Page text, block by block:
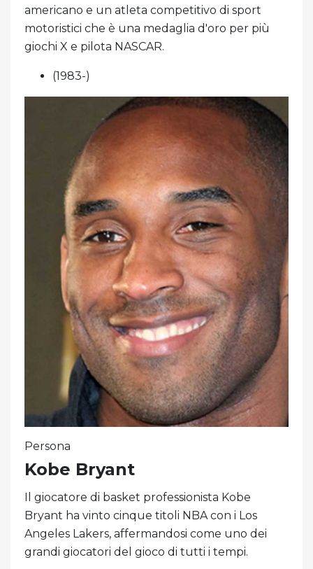
americano e un atleta competitivo di sport
motoristici che è una medaglia d'oro per più
giochi X e pilota NASCAR.
(1983-)
Persona
Kobe Bryant
Il giocatore di basket professionista Kobe
Bryant ha vinto cinque titoli NBA con i Los
Angeles Lakers, affermandosi come uno dei
grandi giocatori del gioco di tutti i tempi.